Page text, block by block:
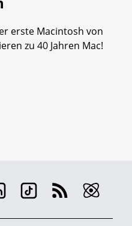
erste Macintosh von
zu 40 Jahren Mac!